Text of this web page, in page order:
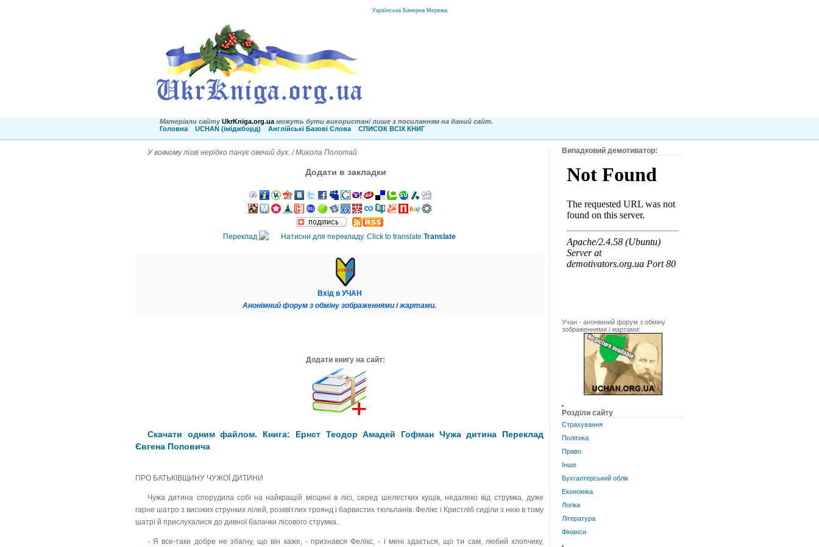
Українська Банерна Мережа
Матеріали сайту UkrKniga.org.ua можуть бути використані лише з посиланням на даний сайт.
Головна
UCHAN (іміджборд) Англійські Базові Слова СПИСОК ВСІХ КНИГ
У вовчому лігві нерідко панує овечий дух. / Микола Полотай
Додати в закладки
Переклад Translate
Вхід в УЧАН
Анонімний форум з обміну зображеннями і жартами.
Додати книгу на сайт:
Скачати одним файлом. Книга: Ернст Теодор Амадей Гофман Чужа дитина Переклад
Євгена Поповича
ПРО БАТЬКІВЩИНУ ЧУЖОЇ ДИТИНИ
Чужа дитина спорудила собі на найкращій місцині в лісі, серед шелестких кущів, недалеко від струмка, дуже
гарне шатро з високих струнких лілей, розквітлих троянд і барвистих тюльпанів. Фелікс і Кристліб сиділи з нею в тому
шатрі й прислухалися до дивної балачки лісового струмка.
- Я все-таки добре не збагну, що він каже, - признався Фелікс, - і мені здається, що ти сам, любий хлопчику,
Випадковий демотиватор:
Учан - анонімний форум з обміну
зображеннями і жартами:
Розділи сайту
Страхування
Політика
Право
Інше
Бухгалтерський облік
Економіка
Логіка
Література
Фінанси